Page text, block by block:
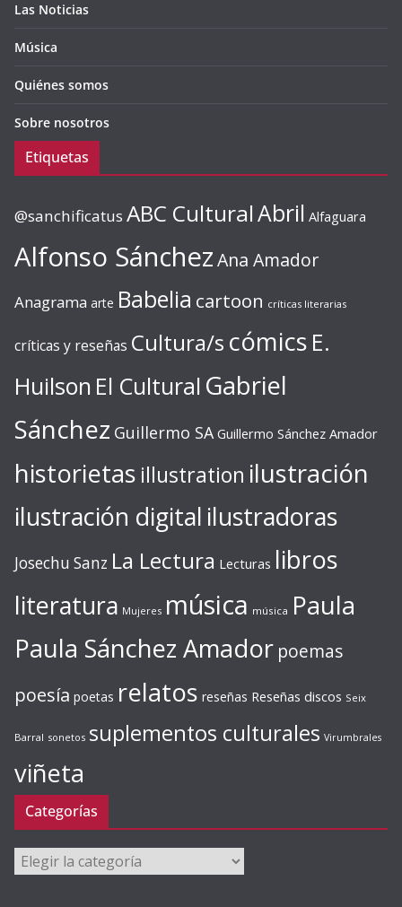
Las Noticias
Música
Quiénes somos
Sobre nosotros
Etiquetas
@sanchificatus ABC CulturalAbril Alfaguara
Alfonso SánchezAna Amador
Anagrama arte Babelia cartoon críticas literarias
críticas y reseñas Cultura/s cómics E.
Huilson El Cultural Gabriel
Sánchez Guillermo SA Guillermo Sánchez Amador
historietas illustration ilustración
ilustración digital ilustradoras
Josechu Sanz La Lectura Lecturas libros
literatura Mujeres música música Paula
Paula Sánchez Amador poemas
poesía poetas relatos reseñas Reseñas discos Seix
Barral sonetos suplementos culturales Virumbrales
viñeta
Categorías
Categorías